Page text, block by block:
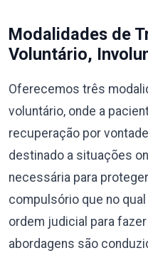
Modalidades de
Voluntário,
Oferecemos três
voluntário, onde a
recuperação por
destinado a situações
necessária para
compulsório que no
ordem judicial para
abordagens são